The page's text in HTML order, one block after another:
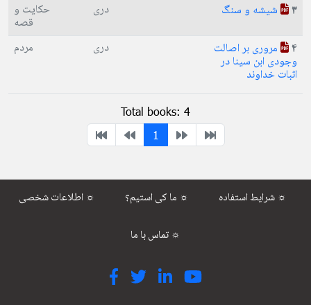
3 شیشه و سنگ دری حکایت و
قصه
4 مروری بر اصالت
وجودی ابن سینا در
اثبات خداوند
دری مردم
Total books: 4
1
اطلاعات شخصی ☼ ما کی استیم؟ ☼ شرایط استفاده ☼
تماس با ما ☼